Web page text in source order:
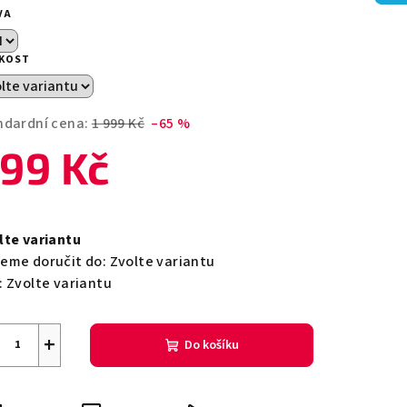
cena: 1 999 Kč –65 %
Kč
variantu
doručit do: Zvolte variantu
Zvolte variantu
+ Do košíku